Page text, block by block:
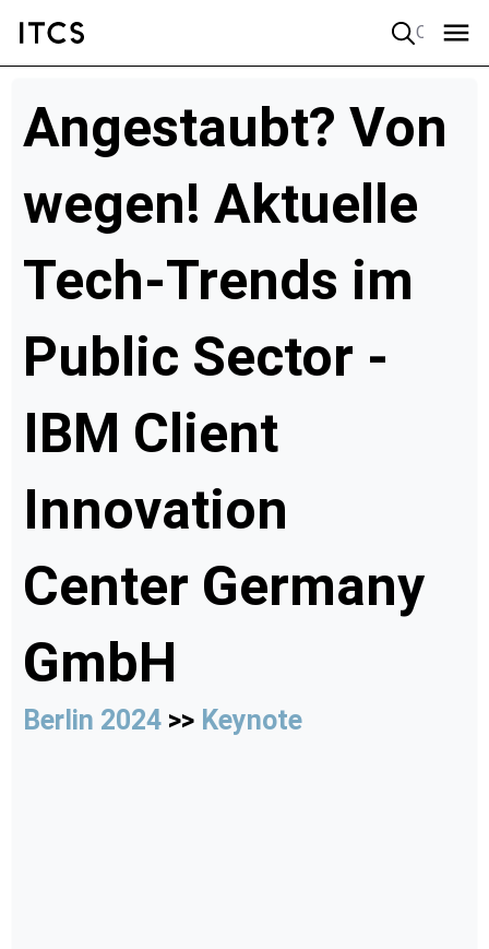
Angestaubt? Von
wegen! Aktuelle
Tech-Trends im
Public Sector -
IBM Client
Innovation
Center Germany
GmbH
Berlin 2024 >> Keynote